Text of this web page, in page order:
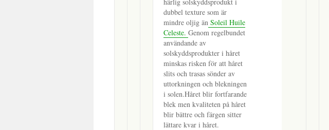
dubbel texture som är
mindre oljig än Soleil Huile
Celeste. Genom regelbundet
användande av
solskyddsprodukter i håret
minskas risken för att håret
slits och trasas sönder av
uttorkningen och blekningen
i solen.Håret blir fortfarande
blek men kvaliteten på håret
blir bättre och färgen sitter
lättare kvar i håret.